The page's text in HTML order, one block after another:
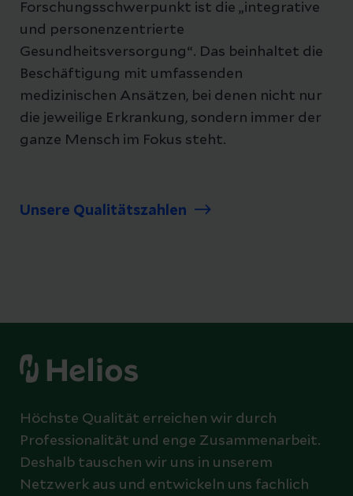
Forschungsschwerpunkt ist die „integrative
und personenzentrierte
Gesundheitsversorgung“. Das beinhaltet die
Beschäftigung mit umfassenden
medizinischen Ansätzen, bei denen nicht nur
die jeweilige Erkrankung, sondern immer der
ganze Mensch im Fokus steht.
Unsere Qualitätszahlen
Höchste Qualität erreichen wir durch
Professionalität und enge Zusammenarbeit.
Deshalb tauschen wir uns in unserem
Netzwerk aus und entwickeln uns fachlich